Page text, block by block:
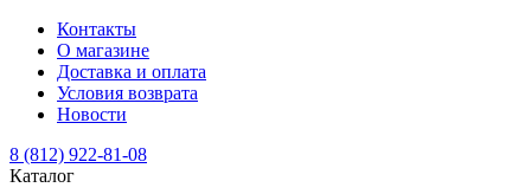
Контакты
О магазине
Доставка и оплата
Условия возврата
Новости
8 (812) 922-81-08
Каталог